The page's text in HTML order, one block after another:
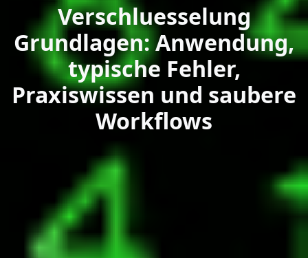
Verschluesselung
Grundlagen: Anwendung,
typische Fehler,
Praxiswissen und saubere
Workflows